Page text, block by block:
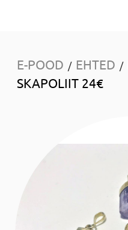
E-POOD / EHTED /
SKAPOLIIT 24€